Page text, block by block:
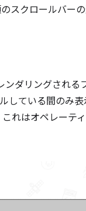
スクロールバー
ダリングされる
ている間のみ表
れはオペレーテ